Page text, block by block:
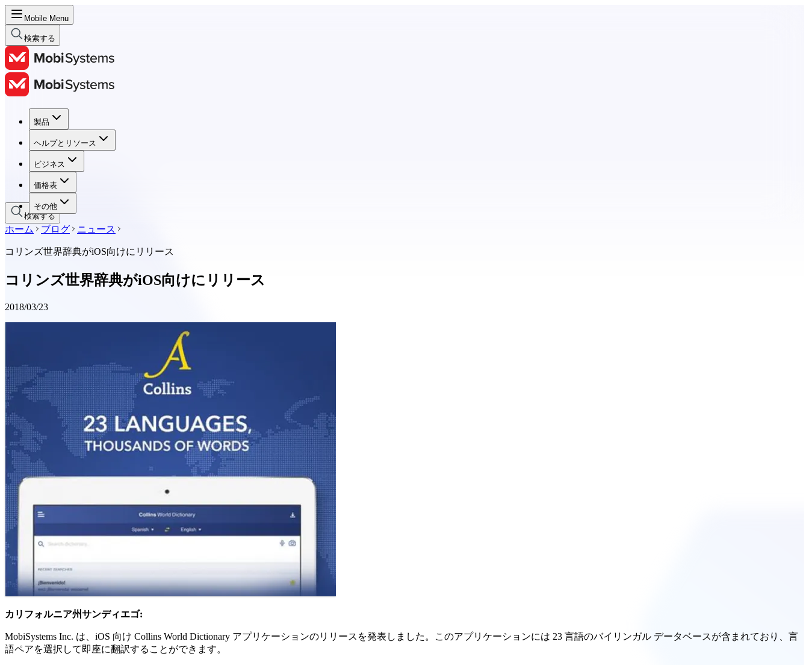
Mobile Menu
検索する
製品
ヘルプとリソース
ビジネス
価格表
その他
製品
ヘルプとリソース
ビジネス
価格表
検索する
ホーム ブログ ニュース
コリンズ世界辞典がiOS向けにリリース
コリンズ世界辞典がiOS向けにリリース
2018/03/23
カリフォルニア州サンディエゴ:
MobiSystems Inc. は、iOS 向け Collins World Dictionary アプリケーションのリリースを発表しました。このアプリケーションには 23 言語のバイリンガル データベースが含まれており、言
語ペアを選択して即座に翻訳することができます。